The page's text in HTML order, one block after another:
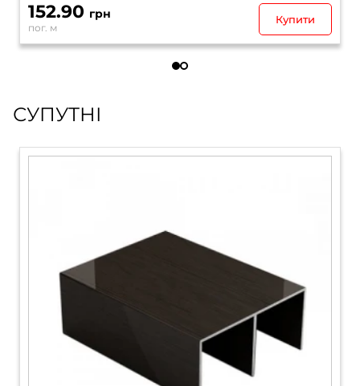
152.90 грн
пог. м
Купити
СУПУТНІ